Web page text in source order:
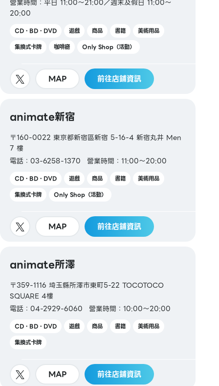
營業時間：平日 11:00～21:00／週末及假日 11:00～
20:00
CD・BD・DVD 遊戲 商品 書籍
美術用品
集換式卡牌
咖啡廳 Only Shop（活動）
MAP 前往店鋪資訊
animate新宿
〒160-0022 東京都新宿區新宿 5-16-4 新宿丸井 Men
7 樓
電話：03-6258-1370
營業時間：11:00～20:00
CD・BD・DVD 遊戲 商品 書籍
美術用品
集換式卡牌
Only Shop（活動）
MAP 前往店鋪資訊
animate所澤
〒359-1116 埼玉縣所澤市東町5-22 TOCOTOCO
SQUARE 4樓
電話：04-2929-6060
營業時間：10:00～20:00
CD・BD・DVD 遊戲 商品 書籍
美術用品
集換式卡牌
MAP 前往店鋪資訊